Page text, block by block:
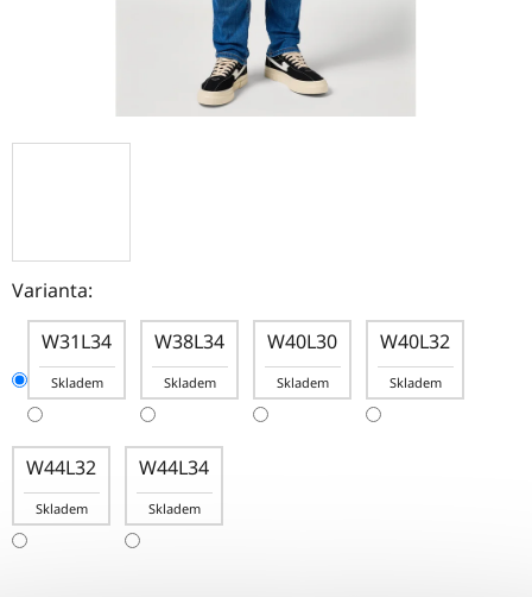
Varianta:
W31L34
Skladem
W38L34
Skladem
W40L30
Skladem
W40L32
Skladem
W44L32
Skladem
W44L34
Skladem